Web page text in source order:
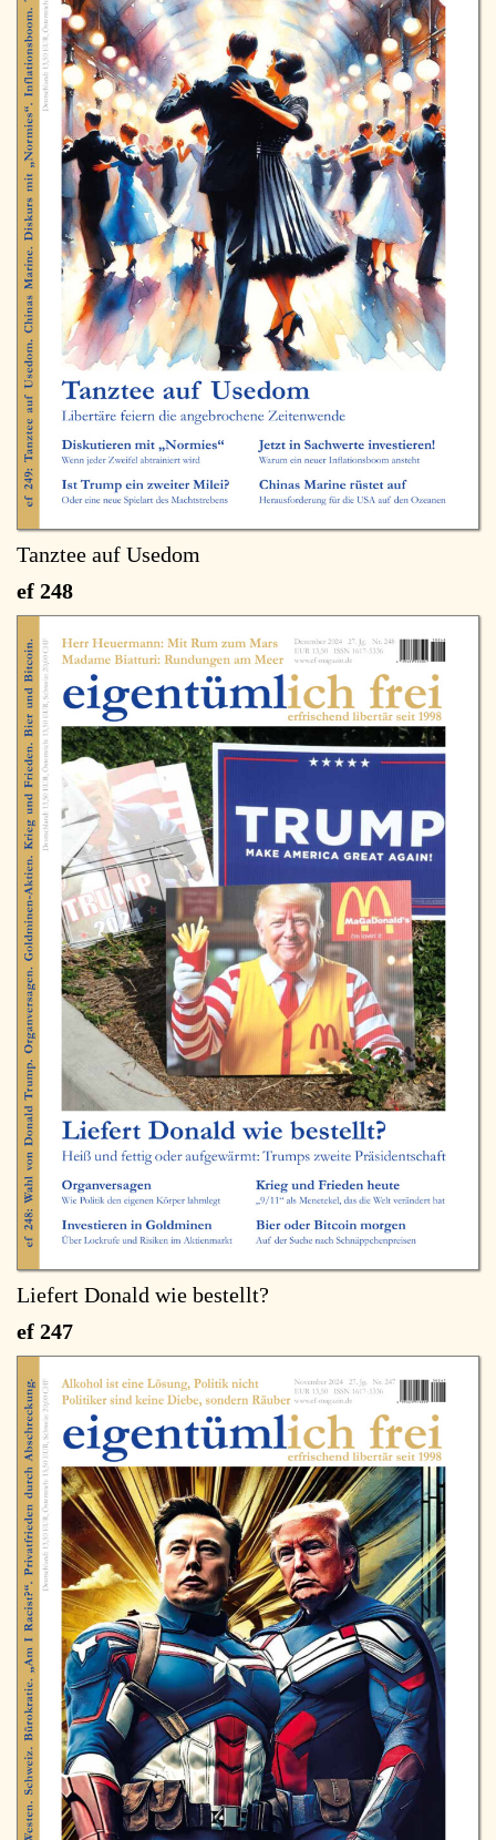
Tanztee auf Usedom
ef 248
Liefert Donald wie bestellt?
ef 247